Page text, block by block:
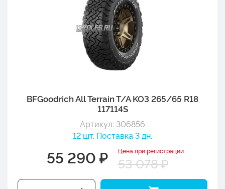
BFGoodrich All Terrain T/A KO3 265/65 R18
117114S
Артикул: 306856
12 шт. Поставка 3 дн.
55 290 ₽ Цена при регистрации
53 078 ₽